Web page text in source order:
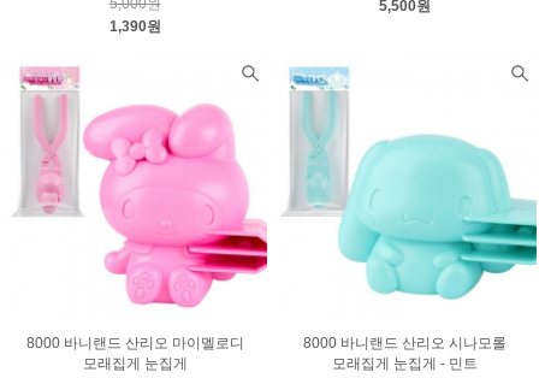
5,000원
1,390원
5,500원
8000 바니랜드 산리오 마이멜로디
모래집게 눈집게
8000 바니랜드 산리오 시나모롤
모래집게 눈집게 - 민트